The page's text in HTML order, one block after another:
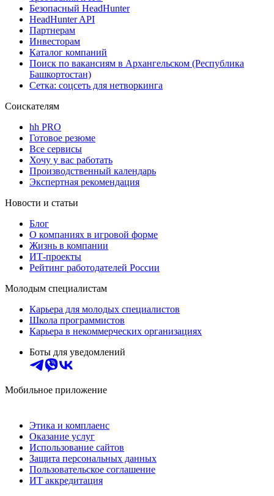
Безопасный HeadHunter
HeadHunter API
Партнерам
Инвесторам
Каталог компаний
Поиск по вакансиям в Архангельском (Республика
Башкортостан)
Сетка: соцсеть для нетворкинга
Соискателям
hh PRO
Готовое резюме
Все сервисы
Хочу у вас работать
Производственный календарь
Экспертная рекомендация
Новости и статьи
Блог
О компаниях в игровой форме
Жизнь в компании
ИТ-проекты
Рейтинг работодателей России
Молодым специалистам
Карьера для молодых специалистов
Школа программистов
Карьера в некоммерческих организациях
Боты для уведомлений
Мобильное приложение
Этика и комплаенс
Оказание услуг
Использование сайтов
Защита персональных данных
Пользовательское соглашение
ИТ аккредитация